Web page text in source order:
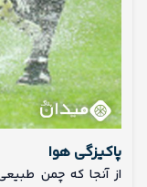
پاکیزگی هوا
از آنجا که چمن